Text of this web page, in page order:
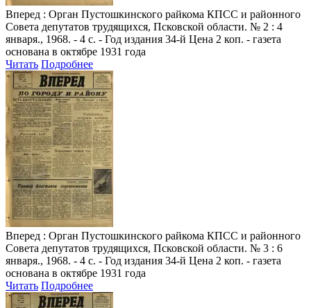
Вперед : Орган Пустошкинского райкома КПСС и районного
Совета депутатов трудящихся, Псковской области. № 2 : 4
января., 1968. - 4 с. - Год издания 34-й Цена 2 коп. - газета
основана в октябре 1931 года
Читать Подробнее
Вперед : Орган Пустошкинского райкома КПСС и районного
Совета депутатов трудящихся, Псковской области. № 3 : 6
января., 1968. - 4 с. - Год издания 34-й Цена 2 коп. - газета
основана в октябре 1931 года
Читать Подробнее